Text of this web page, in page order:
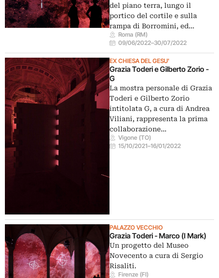
del piano terra, lungo il
portico del cortile e sulla
rampa di Borromini, ed…
Roma (RM)
09/06/2022–30/07/2022
EX CHIESA DEL GESU'
Grazia Toderi e Gilberto Zorio -
G
La mostra personale di Grazia
Toderi e Gilberto Zorio
intitolata G, a cura di Andrea
Viliani, rappresenta la prima
collaborazione…
Vigone (TO)
15/10/2021–16/01/2022
PALAZZO VECCHIO
Grazia Toderi - Marco (I Mark)
Un progetto del Museo
Novecento a cura di Sergio
Risaliti.
Firenze (FI)